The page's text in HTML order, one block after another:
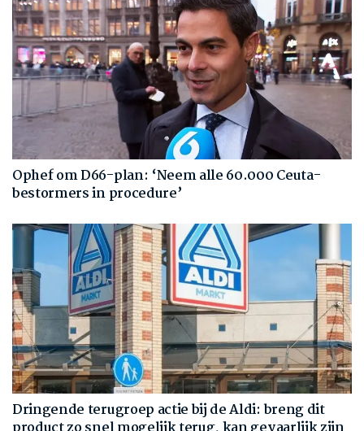
Ophef om D66-plan: ‘Neem alle 60.000 Ceuta-
bestormers in procedure’
Dringende terugroep actie bij de Aldi: breng dit